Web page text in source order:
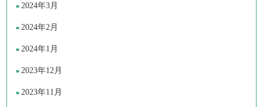
2024年3月
2024年2月
2024年1月
2023年12月
2023年11月